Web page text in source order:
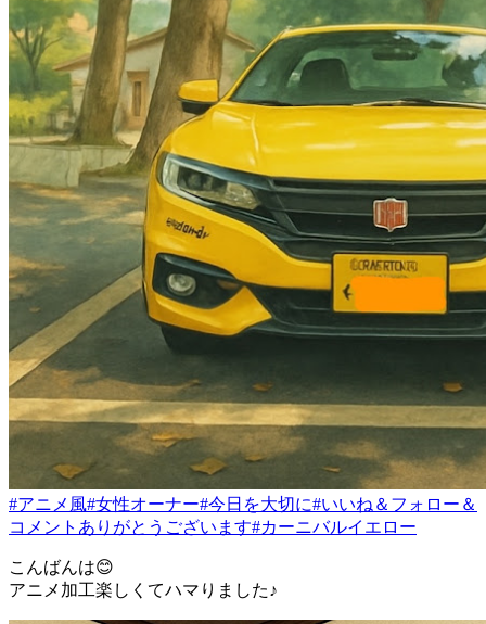
#アニメ風#女性オーナー#今日を大切に#いいね＆フォロー＆
コメントありがとうございます#カーニバルイエロー
こんばんは😊
アニメ加工楽しくてハマりました♪